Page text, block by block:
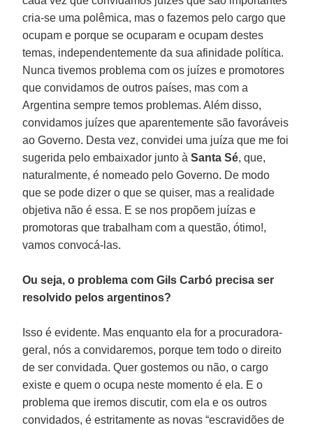
cria-se uma polêmica, mas o fazemos pelo cargo que
ocupam e porque se ocuparam e ocupam destes
temas, independentemente da sua afinidade política.
Nunca tivemos problema com os juízes e promotores
que convidamos de outros países, mas com a
Argentina sempre temos problemas. Além disso,
convidamos juízes que aparentemente são favoráveis
ao Governo. Desta vez, convidei uma juíza que me foi
sugerida pelo embaixador junto àSanta Sé, que,
naturalmente, é nomeado pelo Governo. De modo
que se pode dizer o que se quiser, mas a realidade
objetiva não é essa. E se nos propõem juízas e
promotoras que trabalham com a questão, ótimo!,
vamos convocá-las.
Ou seja, o problema com Gils Carbó precisa ser
resolvido pelos argentinos?
Isso é evidente. Mas enquanto ela for a procuradora-
geral, nós a convidaremos, porque tem todo o direito
de ser convidada. Quer gostemos ou não, o cargo
existe e quem o ocupa neste momento é ela. E o
problema que iremos discutir, com ela e os outros
convidados, é estritamente as novas “escravidões de